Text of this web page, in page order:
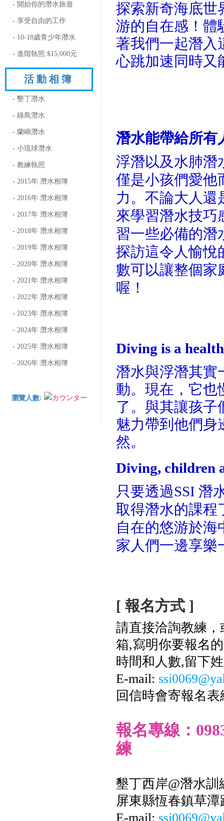
- 開始你的潛水旅遊
- 享受自由的工作
- 10-18歲青少年潛水
- 進階執照:$15,000元
活動相簿
- 墾丁潛水
- 綠島潛水
- 蘭嶼潛水
- 小琉球潛水
- 教練執照
- 2015年 潛水相簿
- 2016年 潛水相簿
- 2017年 潛水相簿
- 2018年 潛水相簿
- 2019年 潛水相簿
- 2020年 潛水相簿
- 2021年 潛水相簿
- 2022年 潛水相簿
- 2023年 潛水相簿
- 2024年 潛水相簿
- 2025年 潛水相簿
- 2026年 潛水相簿
瀏覽人數:
探索新奇海底世
游的自在感！體
著我們一起潛入
心跳加速同時又
潛水能帶給所有
浮潛以及水肺潛
僅是小孩們愛他
力。不論大人還
來學習潛水技巧
習一些必備的潛
探訪這令人愉悅
數可以讓整個家
喔！
Diving is a
潛水與浮潛其實
動。現在，它也
了。與其讓孩子
魅力帶到他們身
然。
Diving, children
只要透過SSI 潛
取得潛水的課程
自在的悠游於
家人們一邊享樂
[ 報名方式 ]
請直接洽詢教練
箱,寫明你要報名
時間和人數,留下
E-mail:
回信時會寄報名表
報名專線：
練
墾丁西岸@潛水訓
屏東縣恆春鎮草潭
E-mail: